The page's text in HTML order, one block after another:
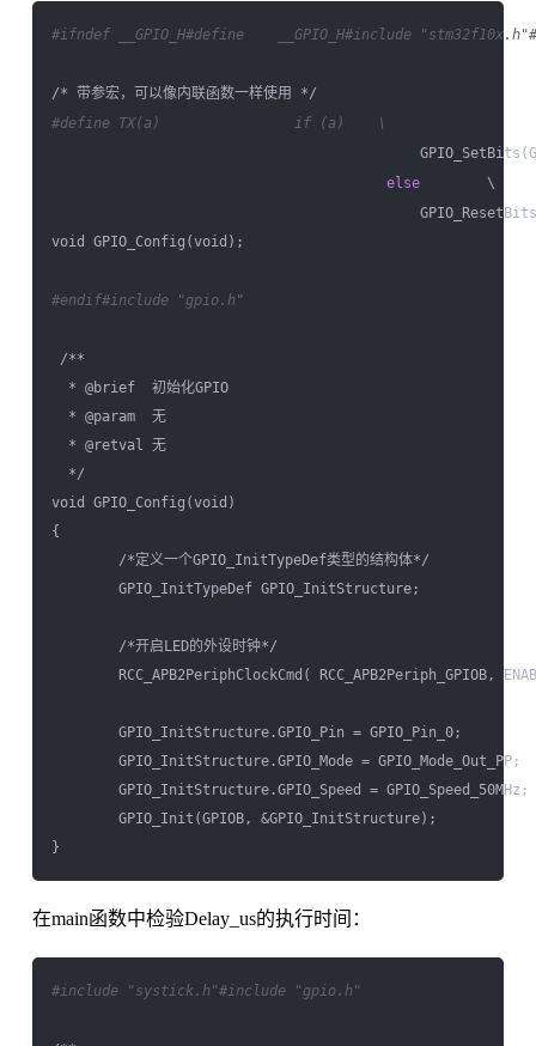
#ifndef __GPIO_H#define    __GPIO_H#include "stm32f10x.h"
#define TX(a)                if (a)    \
else \
void GPIO_Config(void);
#endif#include "gpio.h"
/**
* @brief  初始化GPIO
* @param  无
* @retval 无
*/
void GPIO_Config(void)
{
/*定义一个GPIO_InitTypeDef类型的结构体*/
GPIO_InitTypeDef GPIO_InitStructure;
/*开启LED的外设时钟*/
RCC_APB2PeriphClockCmd( RCC_APB2Periph_GPIOB,
GPIO_InitStructure.GPIO_Pin = GPIO_Pin_0;
GPIO_InitStructure.GPIO_Mode =
GPIO_InitStructure.GPIO_Speed = GPIO_Speed_50MHz;
GPIO_Init(GPIOB, &GPIO_InitStructure);
在main函数中检验Delay_us的执行时间：
#include "systick.h"#include "gpio.h"